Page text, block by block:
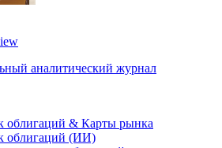
аналитический журнал
облигаций & Карты рынка
облигаций (ИИ)